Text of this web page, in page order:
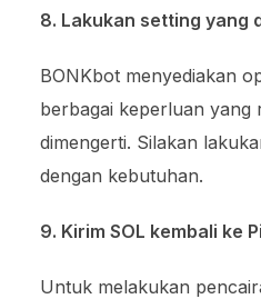
8. Lakukan setting yang
BONKbot menyediakan
berbagai keperluan yang
dimengerti. Silakan
dengan kebutuhan.
9. Kirim SOL kembali ke
Untuk melakukan